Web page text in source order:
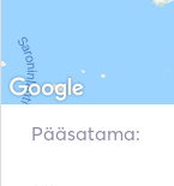
Pääsatama: